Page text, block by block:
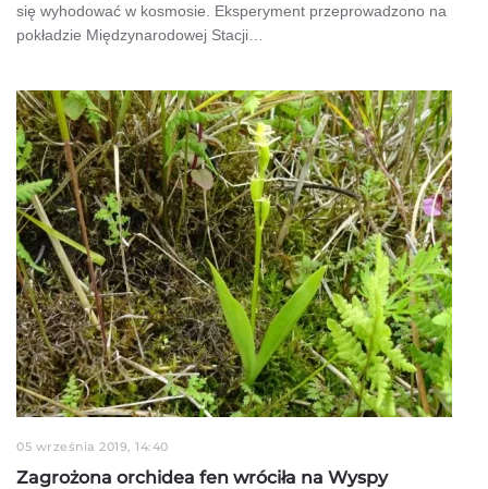
się wyhodować w kosmosie. Eksperyment przeprowadzono na
pokładzie Międzynarodowej Stacji…
05 września 2019, 14:40
Zagrożona orchidea fen wróciła na Wyspy